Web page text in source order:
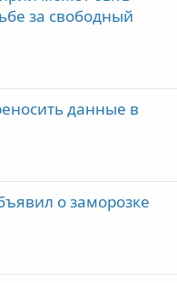
за свободный
данные в
о заморозке